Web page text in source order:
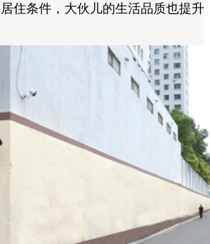
住条件，大伙儿的生活品质也提升